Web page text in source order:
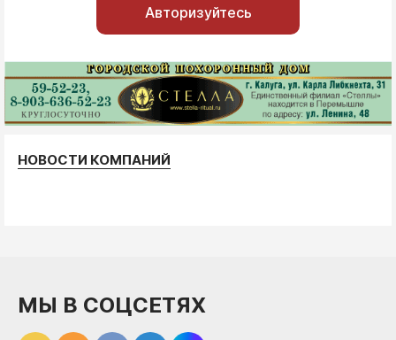
Авторизуйтесь
НОВОСТИ КОМПАНИЙ
МЫ В СОЦСЕТЯХ